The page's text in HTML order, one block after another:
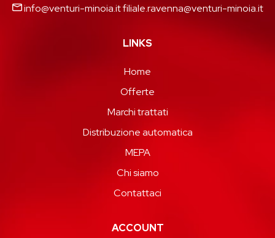
info@venturi-minoia.itfiliale.ravenna@venturi-minoia.it
LINKS
Home
Offerte
Marchi trattati
Distribuzione automatica
MEPA
Chi siamo
Contattaci
ACCOUNT